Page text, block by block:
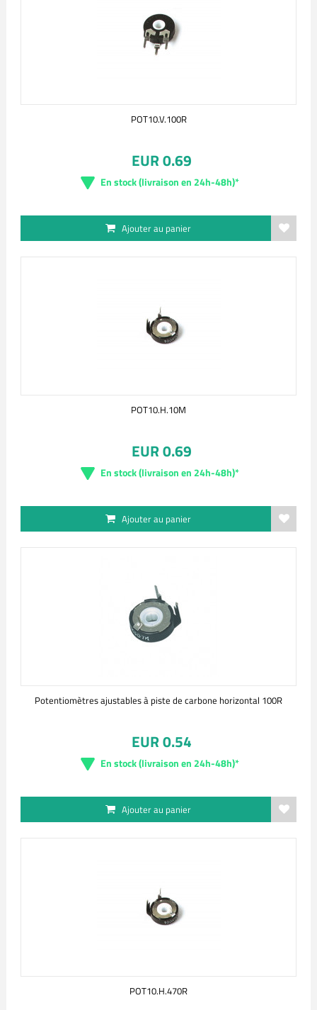
POT10.V.100R
EUR 0.69
En stock (livraison en 24h-48h)*
Ajouter au panier
POT10.H.10M
EUR 0.69
En stock (livraison en 24h-48h)*
Ajouter au panier
Potentiomètres ajustables à piste de carbone horizontal 100R
EUR 0.54
En stock (livraison en 24h-48h)*
Ajouter au panier
POT10.H.470R